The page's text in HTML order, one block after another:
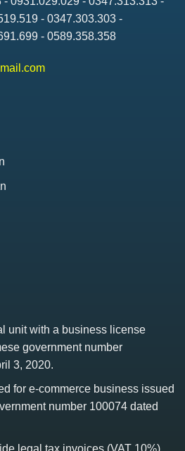
- 0347.303.303 -
- 0589.358.358
unit with a business license
government number
3, 2020.
for e-commerce business issued
number 100074 dated
legal tax invoices (VAT 10%)